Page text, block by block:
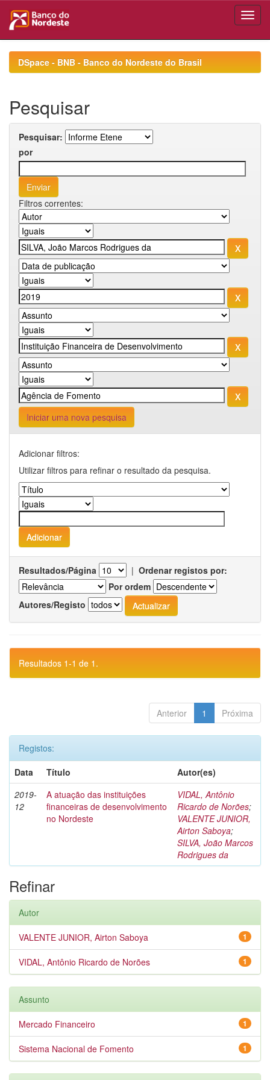
navigationDSpace - BNB - Banco do Nordeste do Brasil
Pesquisar
Pesquisar:
por
Filtros correntes:
Iniciar uma nova pesquisa
Adicionar filtros:
Utilizar filtros para refinar o resultado da pesquisa.
Resultados/Página | Ordenar registos por:
Por ordem
Autores/Registo
Resultados 1-1 de 1.
Anterior 1 Próxima
Registos:
Data
Título
Autor(es)
2019-
12
A atuação das instituições
financeiras de desenvolvimento
no Nordeste
VIDAL, Antônio
Ricardo de Norões;
VALENTE JUNIOR,
Airton Saboya;
SILVA, João Marcos
Rodrigues da
Refinar
Autor
1
VALENTE JUNIOR, Airton Saboya
1
VIDAL, Antônio Ricardo de Norões
Assunto
1
Mercado Financeiro
1
Sistema Nacional de Fomento